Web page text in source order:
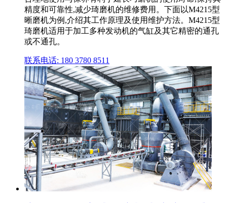
精度和可靠性,减少琦磨机的维修费用。下面以M4215型
晰磨机为例,介绍其工作原理及使用维护方法。M4215型
琦磨机适用于加工多种发动机的气缸及其它精密的通孔
或不通孔。
联系电话: 180 3780 8511